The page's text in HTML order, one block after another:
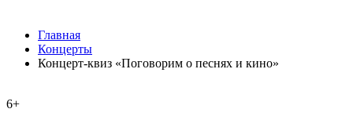
Главная
Концерты
Концерт-квиз «Поговорим о песнях и кино»
6+